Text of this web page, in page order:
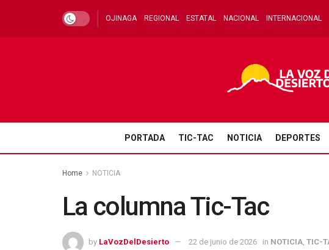
OJINAGA REGIONAL ESTATAL NACIONAL INTERNACIONAL
PORTADA TIC-TAC NOTICIA DEPORTES
Home NOTICIA
La columna Tic-Tac
by LaVozDelDesierto 22 de junio de 2026 in NOTICIA TIC-